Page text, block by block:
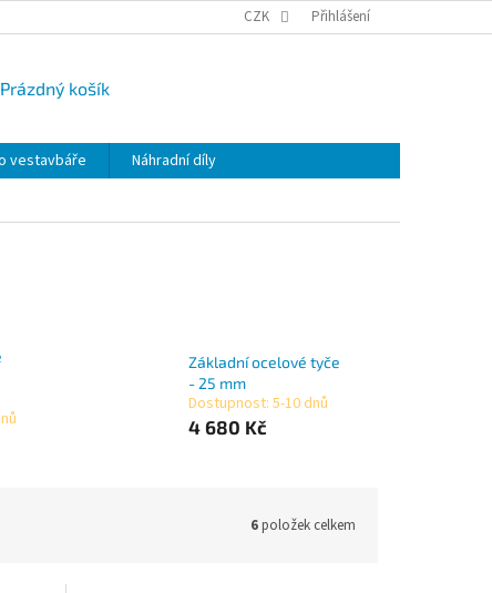
OSOBNÍCH ÚDAJŮ REKLAMACE
CZK Přihlášení
Prázdný košík
vestavbáře
Náhradní díly
Základní ocelové tyče
- 25 mm
Dostupnost: 5-10 dnů
4 680 Kč
6položek celkem